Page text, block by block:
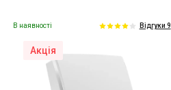
В наявності Відгуки 9
Акція